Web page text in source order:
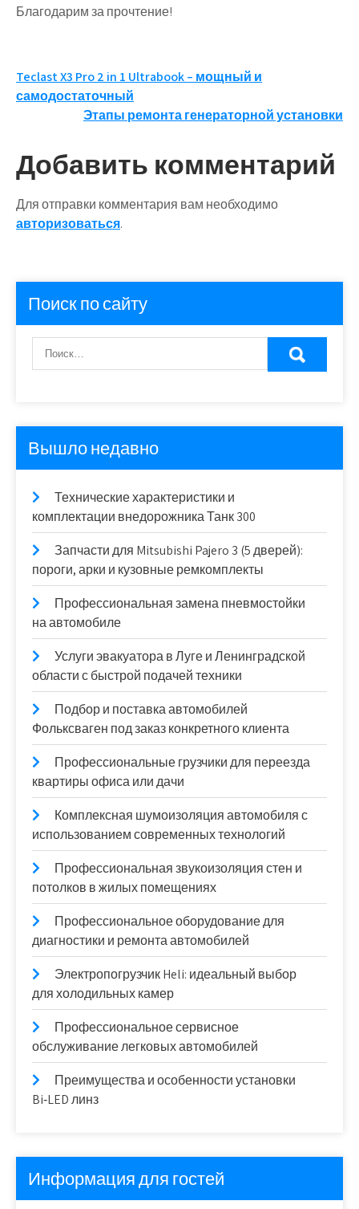
Благодарим за прочтение!
Навигация
по
Teclast X3 Pro 2 in 1 Ultrabook – мощный и
самодостаточный
Этапы ремонта генераторной установки
Добавить комментарий
Для отправки комментария вам необходимо
авторизоваться.
Поиск по сайту
Вышло недавно
Технические характеристики и
комплектации внедорожника Танк 300
Запчасти для Mitsubishi Pajero 3 (5 дверей):
пороги, арки и кузовные ремкомплекты
Профессиональная замена пневмостойки
на автомобиле
Услуги эвакуатора в Луге и Ленинградской
области с быстрой подачей техники
Подбор и поставка автомобилей
Фольксваген под заказ конкретного клиента
Профессиональные грузчики для переезда
квартиры офиса или дачи
Комплексная шумоизоляция автомобиля с
использованием современных технологий
Профессиональная звукоизоляция стен и
потолков в жилых помещениях
Профессиональное оборудование для
диагностики и ремонта автомобилей
Электропогрузчик Heli: идеальный выбор
для холодильных камер
Профессиональное сервисное
обслуживание легковых автомобилей
Преимущества и особенности установки
Bi‑LED линз
Информация для гостей